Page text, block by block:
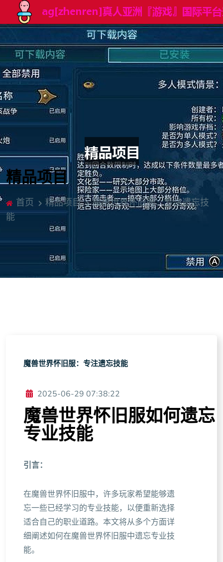
精品项目
首页 精品项目
魔兽世界怀旧服：专注遗忘技
能
魔兽世界怀旧服：专注遗忘技能
2025-06-29 07:38:22
魔兽世界怀旧服如何遗忘
专业技能
引言：
在魔兽世界怀旧服中，许多玩家希望能够遗
忘一些已经学习的专业技能，以便重新选择
适合自己的职业道路。本文将从多个方面详
细阐述如何在魔兽世界怀旧服中遗忘专业技
能。